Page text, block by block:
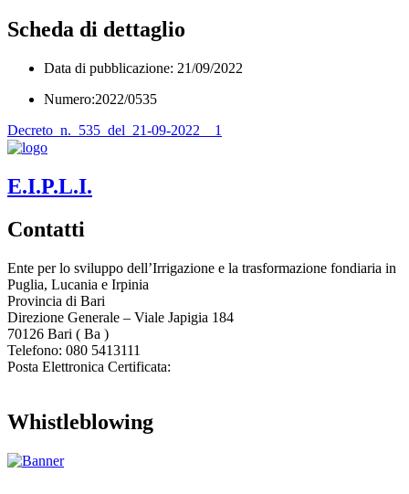
Scheda di dettaglio
Data di pubblicazione: 21/09/2022
Numero:2022/0535
Decreto_n._535_del_21-09-2022__1
E.I.P.L.I.
Contatti
Ente per lo sviluppo dell’Irrigazione e la trasformazione fondiaria in
Puglia, Lucania e Irpinia
Provincia di Bari
Direzione Generale – Viale Japigia 184
70126 Bari ( Ba )
Telefono: 080 5413111
Posta Elettronica Certificata:
Whistleblowing